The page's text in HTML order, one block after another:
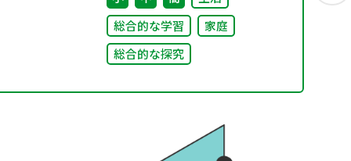
総合的な学習
家庭
総合的な探究